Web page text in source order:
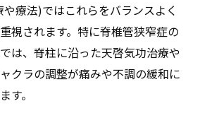
療法)ではこれらをバランスよく
視されます。特に脊椎管狭窄症の
は、脊柱に沿った天啓気功治療や
クラの調整が痛みや不調の緩和に
す。